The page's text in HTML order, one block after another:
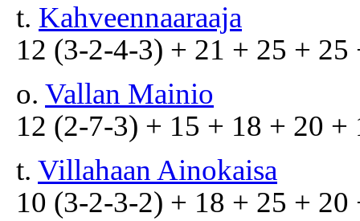
t. Kahveennaaraaja
12 (3-2-4-3) + 21 + 25 +
o. Vallan Mainio
12 (2-7-3) + 15 + 18 + 20
t. Villahaan Ainokaisa
10 (3-2-3-2) + 18 + 25 +